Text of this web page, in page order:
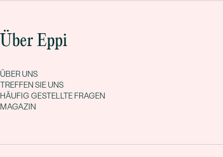
Über Eppi
ÜBER UNS
TREFFEN SIE UNS
HÄUFIG GESTELLTE FRAGEN
MAGAZIN